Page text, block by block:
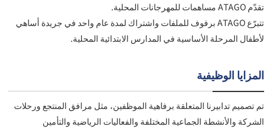
تقدّم ATAGO مساهمات للمهرجانات المحلية.
تتبرّع ATAGO برفوف للملفات واشتراك لمدة عام واحد في جريدة أساهي
لأطفال المرحلة الأساسية في المدارس الابتدائية المحلية.
المزايا الوظيفية
تم تصميم تدابيرنا المتعلقة برفاهية الموظفين، مثل مرافق المنتجع ورحلات
الشركة والأنشطة الجماعية المختلفة والفعاليات الرياضية والتأمين